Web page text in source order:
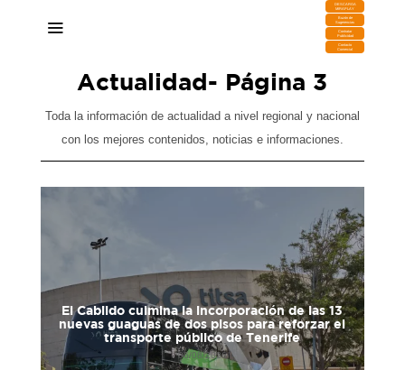
DESCARGA
MIRAPLAY
Buzón de
Sugerencias
Contratar
Publicidad
Contacto
Comercial
Actualidad- Página 3
Toda la información de actualidad a nivel regional y nacional
con los mejores contenidos, noticias e informaciones.
El Cabildo culmina la incorporación de las 13
nuevas guaguas de dos pisos para reforzar el
transporte público de Tenerife
06/08/2026